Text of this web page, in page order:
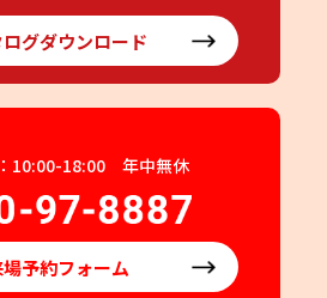
グダウンロード
10:00-18:00 年中無休
場予約フォーム